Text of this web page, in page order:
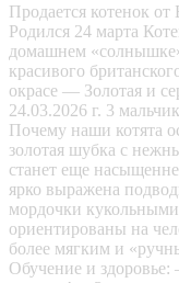
Продается котенок
Родился 24 марта
домашнем
красивого
окрасе — Золотая и
24.03.2026 г. 3
Почему наши котята
золотая шубка с
станет еще
ярко выражена
мордочки
ориентированы на
более мягким и
Обучение и